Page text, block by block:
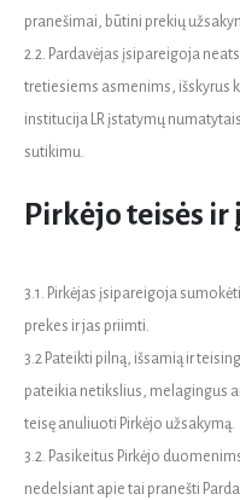
pranešimai, būtini prekių
2.2. Pardavėjas įsipareigoja
tretiesiems asmenims, išskyrus
institucija LR įstatymų
sutikimu.
Pirkėjo teisės
3.1. Pirkėjas įsipareigoja
prekes ir jas priimti.
3.2 Pateikti pilną, išsamią ir
pateikia netikslius, melagingus
teisę anuliuoti Pirkėjo užsakymą.
3.2. Pasikeitus Pirkėjo
nedelsiant apie tai pranešti